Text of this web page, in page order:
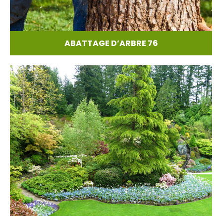
ABATTAGE D’ARBRE 76